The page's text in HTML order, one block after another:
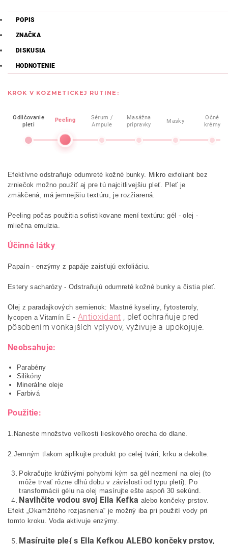
POPIS
ZNAČKA
DISKUSIA
HODNOTENIE
KROK V KOZMETICKEJ RUTINE:
Odličovanie
pleti
Peeling
Sérum /
Ampule
Masážna
prípravky
Masky
Očné
krémy
Efektívne odstraňuje odumreté kožné bunky. Mikro exfoliant bez
zrniečok možno použiť aj pre tú najcitlivejšiu pleť. Pleť je
zmäkčená, má jemnejšiu textúru, je rozžiarená.
Peeling počas použitia sofistikovane mení textúru: gél - olej -
mliečna emulzia.
Účinné látky:
Papaín - enzýmy z papáje zaisťujú exfoliáciu.
Estery sacharózy - Odstraňujú odumreté kožné bunky a čistia pleť.
Olej z paradajkových semienok: Mastné kyseliny, fytosteroly,
lycopen a Vitamín E-Antioxidant , pleť ochraňuje pred
pôsobením vonkajších vplyvov, vyživuje a upokojuje.
Neobsahuje:
Parabény
Silikóny
Minerálne oleje
Farbivá
Použitie:
1.Naneste množstvo veľkosti lieskového orecha do dlane.
2.Jemným tlakom aplikujte produkt po celej tvári, krku a dekolte.
Pokračujte krúživými pohybmi kým sa gél nezmení na olej (to
môže trvať rôzne dlhú dobu v závislosti od typu pleti). Po
transformácii gélu na olej masírujte ešte aspoň 30 sekúnd.
Navlhčite vodou svoj Ella Kefka alebo končeky prstov.
Efekt „Okamžitého rozjasnenia“ je možný iba pri použití vody pri
tomto kroku. Voda aktivuje enzýmy.
Masírujte ple{s Ella Kefkou ALEBO končeky prstov,